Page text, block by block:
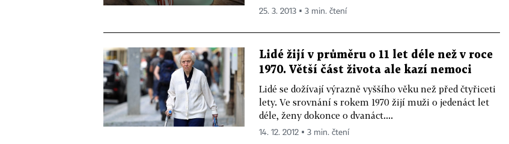
25. 3. 2013 ▪ 3 min. čtení
Lidé žijí v průměru o 11 let déle než v roce
1970. Větší část života ale kazí nemoci
Lidé se dožívají výrazně vyššího věku než před čtyřiceti
lety. Ve srovnání s rokem 1970 žijí muži o jedenáct let
déle, ženy dokonce o dvanáct....
14. 12. 2012 ▪ 3 min. čtení